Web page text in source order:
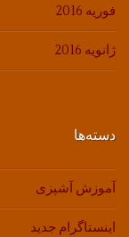
فوریه 2016
ژانویه 2016
دسته‌ها
آموزش آشپزی
اینستاگرام جدید